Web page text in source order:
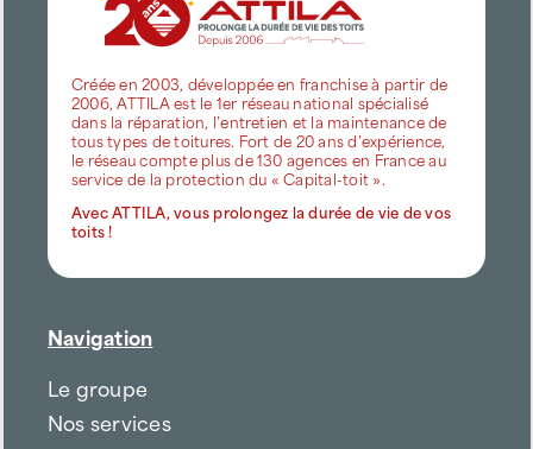
Créée en 2003, développée en franchise à partir de
2006, ATTILA est le 1er réseau national spécialisé
dans la réparation, l’entretien et la maintenance de
tous types de toitures. Fort de 20 ans d’expérience,
le réseau compte plus de 130 agences en France au
service de la protection du « Capital-toit ».
Avec ATTILA, vous prolongez la durée de vie de vos
toits !
Navigation
Le groupe
Nos services